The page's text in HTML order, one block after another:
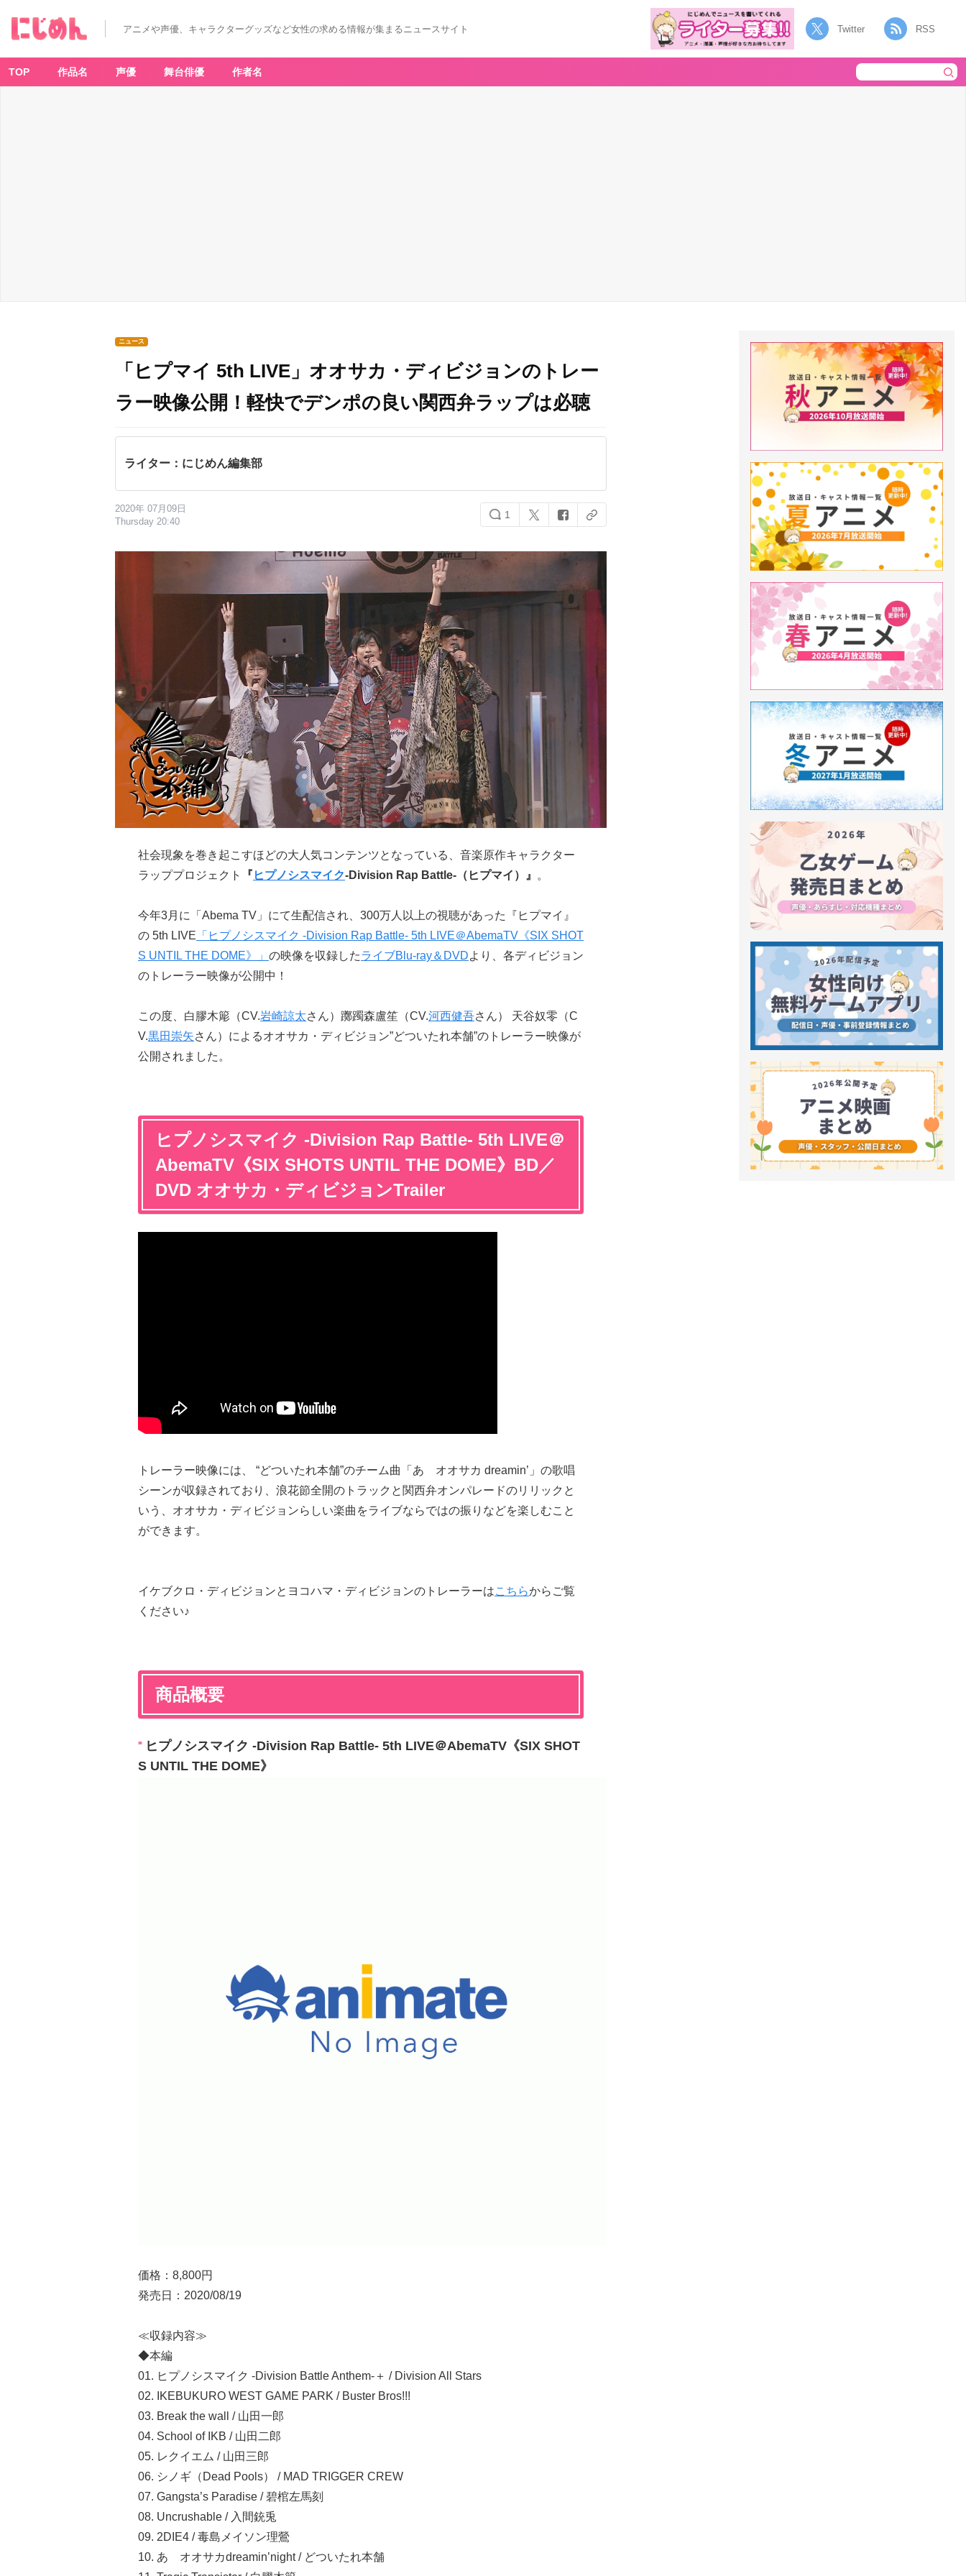
アニメや声優、キャラクターグッズなど女性の求める情報が集まるニュースサイト Twitter RSS
TOP 作品名 声優 舞台俳優 作者名
ニュース
「ヒプマイ 5th LIVE」オオサカ・ディビジョンのトレー
ラー映像公開！軽快でデンポの良い関西弁ラップは必聴
ライター：にじめん編集部
2020年 07月09日
Thursday 20:40
1
社会現象を巻き起こすほどの大人気コンテンツとなっている、音楽原作キャラクター
ラッププロジェクト
『 ヒプノシスマイク-Division Rap Battle-（ヒプマイ）』 。
今年3月に「Abema TV」にて生配信され、300万人以上の視聴があった『ヒプマイ』
の 5th LIVE 「ヒプノシスマイク -Division Rap Battle- 5th LIVE＠AbemaTV《SIX SHOT
S UNTIL THE DOME》」 の映像を収録したライブBlu-ray＆DVDより、各ディビジョン
のトレーラー映像が公開中！
この度、白膠木簓（CV.岩崎諒太さん）躑躅森盧笙（CV.河西健吾さん） 天谷奴零（C
V.黒田崇矢さん）によるオオサカ・ディビジョン”どついたれ本舗”のトレーラー映像が
公開されました。
ヒプノシスマイク -Division Rap Battle- 5th LIVE＠
AbemaTV《SIX SHOTS UNTIL THE DOME》BD／
DVD オオサカ・ディビジョンTrailer
トレーラー映像には、 “どついたれ本舗”のチーム曲「あゝオオサカ dreamin’」の歌唱
シーンが収録されており、浪花節全開のトラックと関西弁オンパレードのリリックと
いう、オオサカ・ディビジョンらしい楽曲をライブならではの振りなどを楽しむこと
ができます。
イケブクロ・ディビジョンとヨコハマ・ディビジョンのトレーラーはこちらからご覧
ください♪
商品概要
ヒプノシスマイク -Division Rap Battle- 5th LIVE＠AbemaTV《SIX SHOT
S UNTIL THE DOME》
価格：8,800円
発売日：2020/08/19
≪収録内容≫
◆本編
01. ヒプノシスマイク -Division Battle Anthem-＋ / Division All Stars
02. IKEBUKURO WEST GAME PARK / Buster Bros!!!
03. Break the wall / 山田一郎
04. School of IKB / 山田二郎
05. レクイエム / 山田三郎
06. シノギ（Dead Pools） / MAD TRIGGER CREW
07. Gangsta’s Paradise / 碧棺左馬刻
08. Uncrushable / 入間銃兎
09. 2DIE4 / 毒島メイソン理鶯
10. あゝオオサカdreamin’night / どついたれ本舗